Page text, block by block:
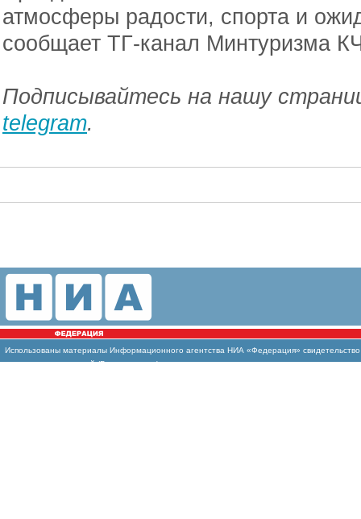
атмосферы радости, спорта и
сообщает ТГ-канал Минтуризма
Подписывайтесь на нашу
telegram.
Использованы материалы Информационного агентства НИА «Федерация»
массовых коммуникаций (Роскомнадзор)